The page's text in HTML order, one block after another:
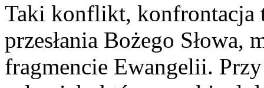
Taki konflikt, konfrontacja
przesłania Bożego Słowa,
fragmencie Ewangelii.